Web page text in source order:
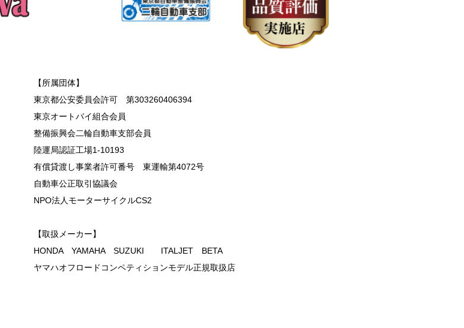
【所属団体】
東京都公安委員会許可 第303260406394
東京オートバイ組合会員
整備振興会二輪自動車支部会員
陸運局認証工場1-10193
有償貸渡し事業者許可番号 東運輸第4072号
自動車公正取引協議会
NPO法人モーターサイクルCS2
【取扱メーカー】
HONDA YAMAHA SUZUKI ITALJET BETA
ヤマハオフロードコンペティションモデル正規取扱店